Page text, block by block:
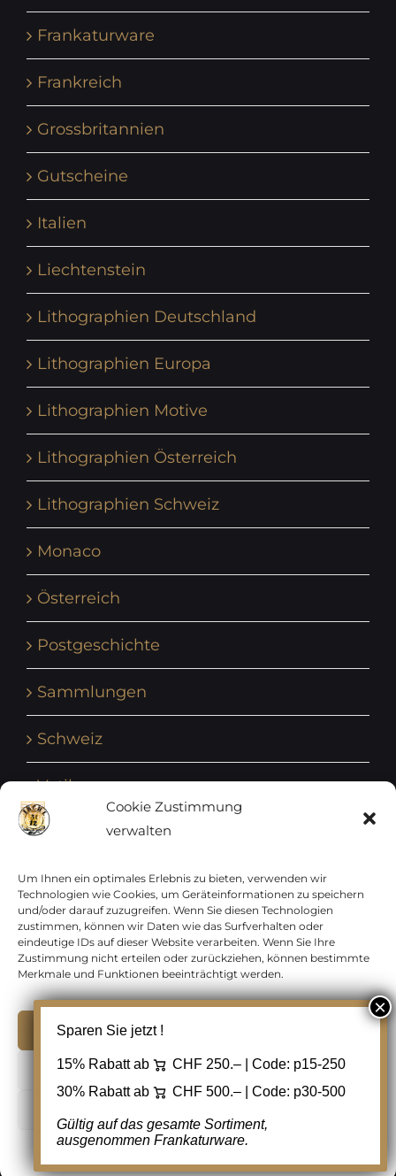
Cookie Zustimmung
verwalten
Um Ihnen ein optimales Erlebnis zu bieten, verwenden wir
Technologien wie Cookies, um Geräteinformationen zu speichern
und/oder darauf zuzugreifen. Wenn Sie diesen Technologien
zustimmen, können wir Daten wie das Surfverhalten oder
eindeutige IDs auf dieser Website verarbeiten. Wenn Sie Ihre
Zustimmung nicht erteilen oder zurückziehen, können bestimmte
Merkmale und Funktionen beeinträchtigt werden.
Ablehnen
Frankaturware
Frankreich
Grossbritannien
Gutscheine
Italien
Liechtenstein
Lithographien Deutschland
Lithographien Europa
Lithographien Motive
Lithographien Österreich
Lithographien Schweiz
Monaco
Österreich
Postgeschichte
Sammlungen
Schweiz
Vatikan
Vereinte Nationen
Vorphilatelie
Zensurbelege Österreich
Zensurbelege Schweiz
Copyright 2012 - 2024 URAY GmbH | All Rights
Reserved |
PCI Data Security Standards |
Facebook
Sparen Sie jetzt !
15% Rabatt ab CHF 250.– | Code: p15-250
30% Rabatt ab
CHF 500.– | Code: p30-500
Gültig auf das gesamte Sortiment,
ausgenommen Frankaturware.